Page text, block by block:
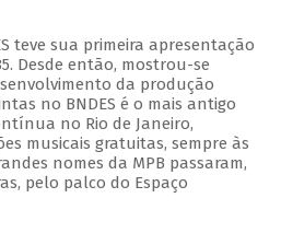
teve sua primeira apresentação
Desde então, mostrou-se
da produção
no BNDES é o mais antigo
no Rio de Janeiro,
musicais gratuitas, sempre às
nomes da MPB passaram,
pelo palco do Espaço